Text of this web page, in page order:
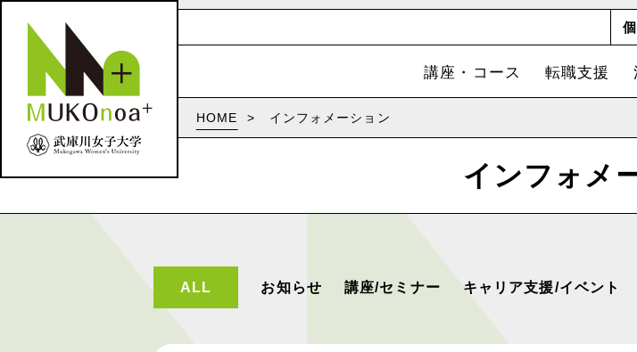
講座・コース 転職支援
HOME インフォメーション
インフォメ
ALL お知らせ 講座/セミナー キャリア支援/イベント